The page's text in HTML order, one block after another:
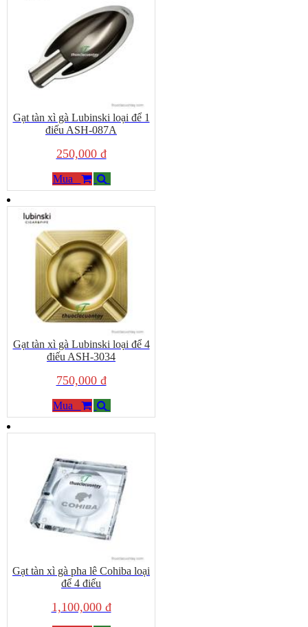
Gạt tàn xì gà Lubinski loại để 1
điếu ASH-087A
250,000 đ
Mua
Gạt tàn xì gà Lubinski loại để 4
điếu ASH-3034
750,000 đ
Mua
Gạt tàn xì gà pha lê Cohiba loại
để 4 điếu
1,100,000 đ